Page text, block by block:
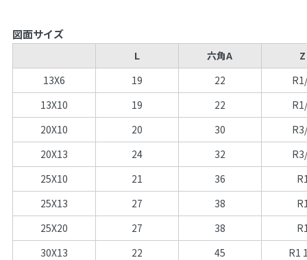
図面サイズ
L 六角A
Z
13X6
19 22
13X10
19 22
20X10
20 30
20X13
24 32
25X10
21 36
25X13
27 38
25X20
27 38
30X13
22 45
R1